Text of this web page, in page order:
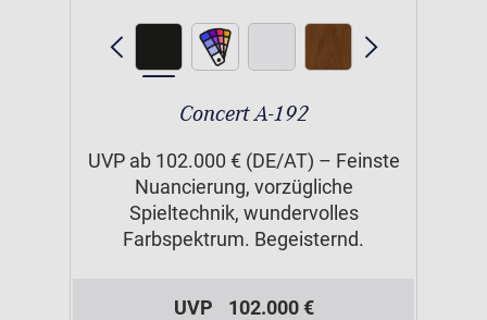
Concert A-192
UVP ab 102.000 € (DE/AT) – Feinste
Nuancierung, vorzügliche
Spieltechnik, wundervolles
Farbspektrum. Begeisternd.
UVP 102.000 €